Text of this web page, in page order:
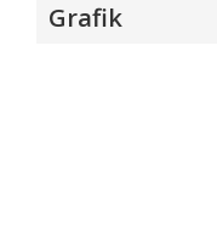
Grafik